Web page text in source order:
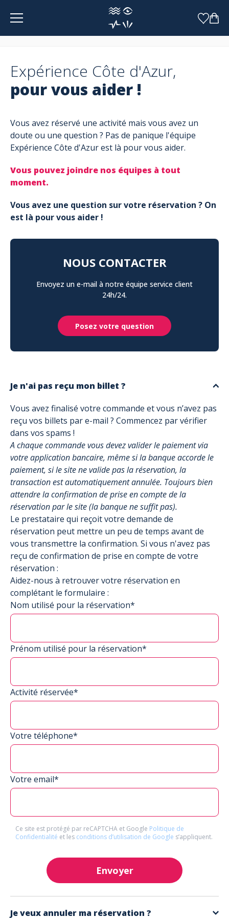
Panneau de gestion des cookies
Expérience Côte d'Azur,
pour vous aider !
Vous avez réservé une activité mais vous avez un
doute ou une question ? Pas de panique l'équipe
Expérience Côte d'Azur est là pour vous aider.
Vous pouvez joindre nos équipes à tout
moment.
Vous avez une question sur votre réservation ? On
est là pour vous aider !
NOUS CONTACTER
Envoyez un e-mail à notre équipe service client
24h/24.
Posez votre question
Je n'ai pas reçu mon billet ?
Vous avez finalisé votre commande et vous n’avez pas
reçu vos billets par e-mail ? Commencez par vérifier
dans vos spams !
A chaque commande vous devez valider le paiement via
votre application bancaire, même si la banque accorde le
paiement, si le site ne valide pas la réservation, la
transaction est automatiquement annulée. Toujours bien
attendre la confirmation de prise en compte de la
réservation par le site (la banque ne suffit pas).
Le prestataire qui reçoit votre demande de
réservation peut mettre un peu de temps avant de
vous transmettre la confirmation. Si vous n'avez pas
reçu de confirmation de prise en compte de votre
réservation :
Aidez-nous à retrouver votre réservation en
complétant le formulaire :
Nom utilisé pour la réservation*
Prénom utilisé pour la réservation*
Activité réservée*
Votre téléphone*
Votre email*
Ce site est protégé par reCAPTCHA et Google Politique de
Confidentialité et les conditions d’utilisation de Google s’appliquent.
Envoyer
Je veux annuler ma réservation ?